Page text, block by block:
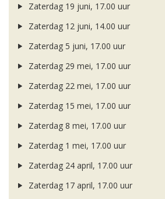
Zaterdag 19 juni, 17.00 uur
Zaterdag 12 juni, 14.00 uur
Zaterdag 5 juni, 17.00 uur
Zaterdag 29 mei, 17.00 uur
Zaterdag 22 mei, 17.00 uur
Zaterdag 15 mei, 17.00 uur
Zaterdag 8 mei, 17.00 uur
Zaterdag 1 mei, 17.00 uur
Zaterdag 24 april, 17.00 uur
Zaterdag 17 april, 17.00 uur